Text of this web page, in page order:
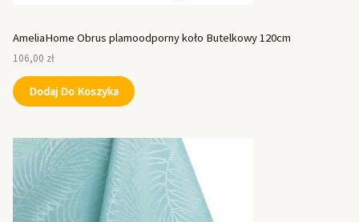
AmeliaHome Obrus plamoodporny koło Butelkowy 120cm
106,00 zł
Dodaj Do Koszyka